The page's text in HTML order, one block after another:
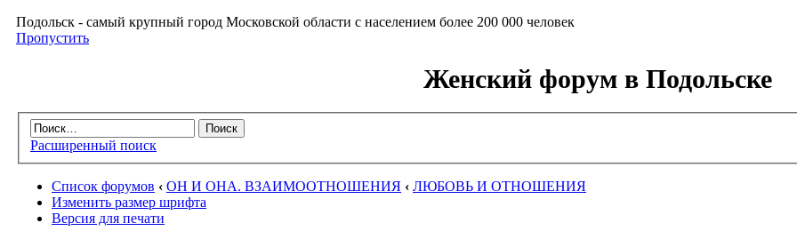
Подольск - самый крупный город Московской области с населением более 200 000 человек
Пропустить
Женский форум в Подольске
Расширенный поиск
Список форумов ‹ ОН И ОНА. ВЗАИМООТНОШЕНИЯ ‹ ЛЮБОВЬ И ОТНОШЕНИЯ
Изменить размер шрифта
Версия для печати